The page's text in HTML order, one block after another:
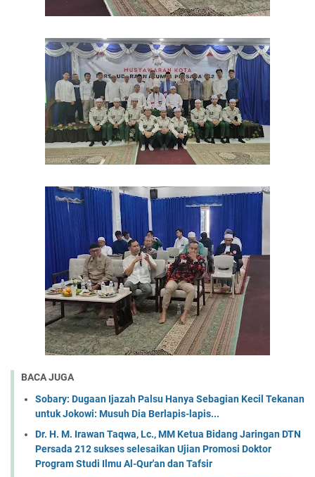
BACA JUGA
Sobary: Dugaan Ijazah Palsu Hanya Sebagian Kecil Tekanan
untuk Jokowi: Musuh Dia Berlapis-lapis...
Dr. H. M. Irawan Taqwa, Lc., MM Ketua Bidang Jaringan DTN
Persada 212 sukses selesaikan Ujian Promosi Doktor
Program Studi Ilmu Al-Qur'an dan Tafsir